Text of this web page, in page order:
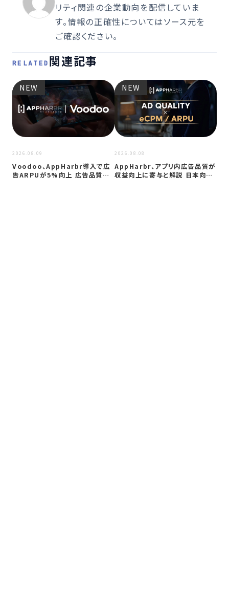
リティ関連の企業動向を配信していま
す。情報の正確性についてはソース元を
ご確認ください。
RELATED 関連記事
NEW
2026.08.09
Voodoo、AppHarbr導入で広
告ARPUが5%向上 広告品質…
NEW
2026.08.08
AppHarbr、アプリ内広告品質が
収益向上に寄与と解説 日本向け